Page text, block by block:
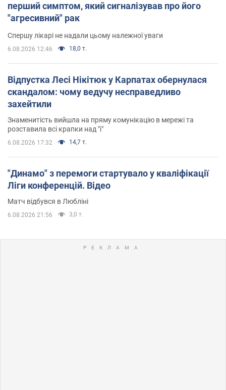
перший симптом, який сигналізував про його
"агресивний" рак
Спершу лікарі не надали цьому належної уваги
6.08.2026 12:46 18,0 т.
Відпустка Лесі Нікітюк у Карпатах обернулася
скандалом: чому ведучу несправедливо
захейтили
Знаменитість вийшла на пряму комунікацію в мережі та
розставила всі крапки над "і"
6.08.2026 17:32 14,7 т.
"Динамо" з перемоги стартувало у кваліфікації
Ліги конференцій. Відео
Матч відбувся в Любліні
6.08.2026 21:56 3,0 т.